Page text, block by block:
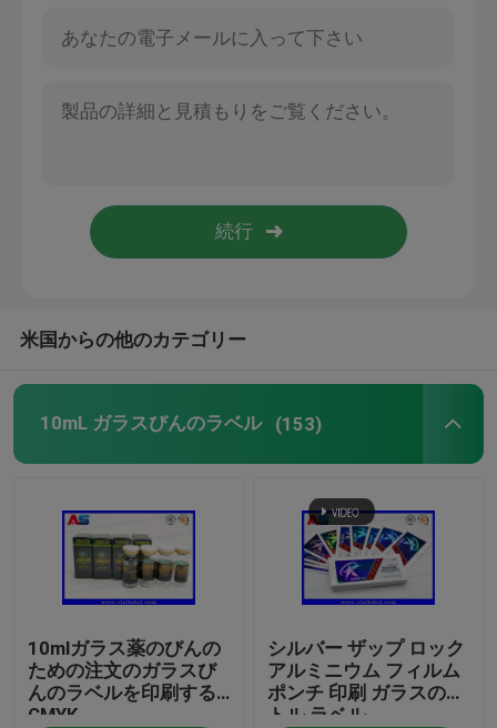
米国からの他のカテゴリー
10mL ガラスびんのラベル (153)
10mlガラス薬のびんの
ための注文のガラスび
んのラベルを印刷する
CMYK
シルバー ザップ ロック
アルミニウム フィルム
ポンチ 印刷 ガラスのボ
トル ラベル